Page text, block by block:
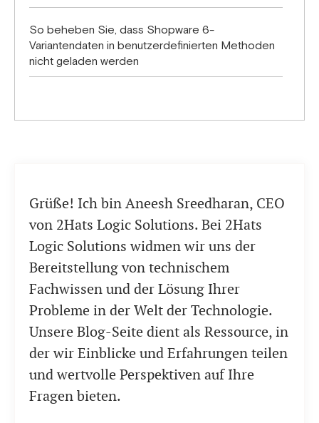
So beheben Sie, dass Shopware 6-
Variantendaten in benutzerdefinierten Methoden
nicht geladen werden
Grüße! Ich bin Aneesh Sreedharan, CEO
von 2Hats Logic Solutions. Bei 2Hats
Logic Solutions widmen wir uns der
Bereitstellung von technischem
Fachwissen und der Lösung Ihrer
Probleme in der Welt der Technologie.
Unsere Blog-Seite dient als Ressource, in
der wir Einblicke und Erfahrungen teilen
und wertvolle Perspektiven auf Ihre
Fragen bieten.